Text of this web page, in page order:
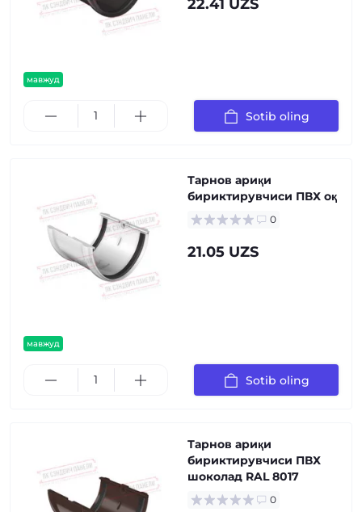
мавжуд
22.41 UZS
Sotib oling
мавжуд
Тарнов ариқи
бириктирувчиси ПВХ оқ
0
21.05 UZS
Sotib oling
Тарнов ариқи
бириктирувчиси ПВХ
шоколад RAL 8017
0